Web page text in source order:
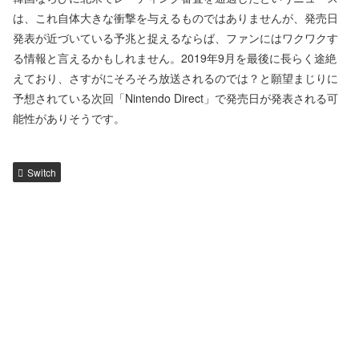
は、これ自体大きな衝撃を与えるものではありませんが、発売日
発表が近づいている予兆と捉えるならば、ファンにはワクワクす
る情報と言えるかもしれません。2019年9月を最後に長らく途絶
えており、さすがにそろそろ放送されるのでは？と願望まじりに
予想されている次回「Nintendo Direct」で発売日が発表される可
能性がありそうです。
Switch